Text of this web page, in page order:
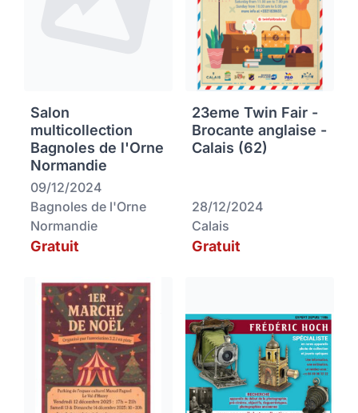
Salon
multicollection
Bagnoles de l'Orne
Normandie
09/12/2024
Bagnoles de l'Orne
Normandie
Gratuit
23eme Twin Fair -
Brocante anglaise -
Calais (62)
28/12/2024
Calais
Gratuit